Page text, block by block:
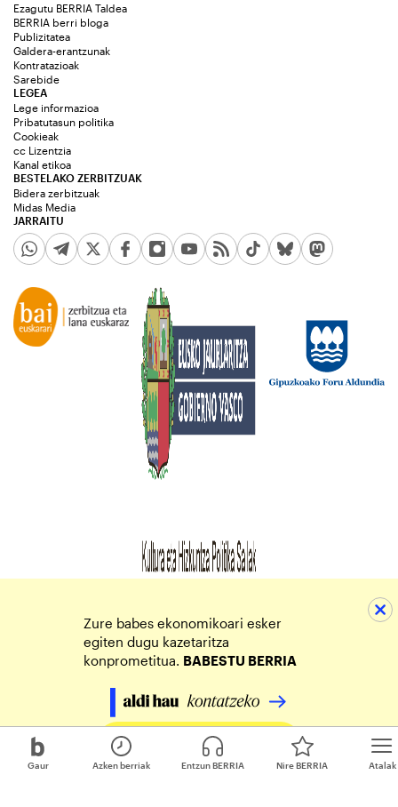
Gaur Atalak
Azken berriak Entzun BERRIA Nire BERRIA
Ezagutu BERRIA Taldea
BERRIA berri bloga
Publizitatea
Galdera-erantzunak
Kontratazioak
Sarebide
JARRAITU
LEGEA
Lege informazioa
Pribatutasun politika
Cookieak
cc Lizentzia
Kanal etikoa
BESTELAKO ZERBITZUAK
Bidera zerbitzuak
Midas Media
Zure babes ekonomikoari esker
egiten dugu kazetaritza
konprometitua. BABESTU BERRIA
Egin zure ekarpena